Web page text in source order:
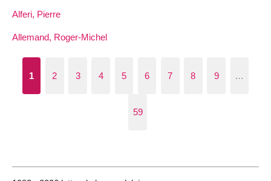
Alferi, Pierre
Allemand, Roger-Michel
1 2 3 4 5 6 7 8 9 …
59